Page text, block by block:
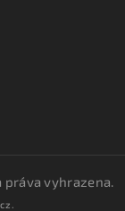
práva vyhrazena.